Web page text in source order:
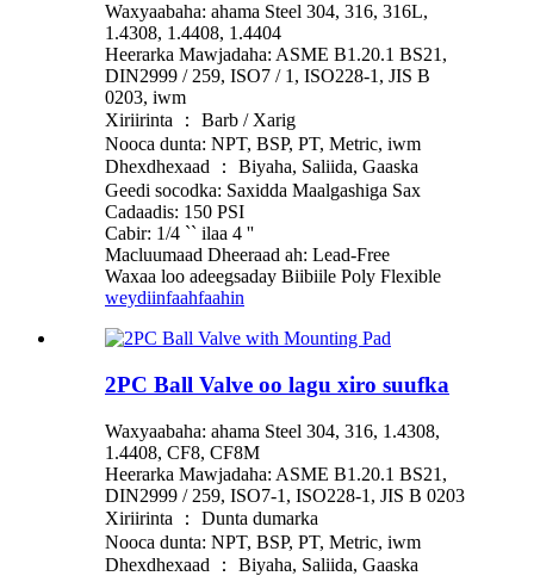
Waxyaabaha: ahama Steel 304, 316, 316L,
1.4308, 1.4408, 1.4404
Heerarka Mawjadaha: ASME B1.20.1 BS21,
DIN2999 / 259, ISO7 / 1, ISO228-1, JIS B
0203, iwm
Xiriirinta ： Barb / Xarig
Nooca dunta: NPT, BSP, PT, Metric, iwm
Dhexdhexaad ： Biyaha, Saliida, Gaaska
Geedi socodka: Saxidda Maalgashiga Sax
Cadaadis: 150 PSI
Cabir: 1/4 `` ilaa 4 ''
Macluumaad Dheeraad ah: Lead-Free
Waxaa loo adeegsaday Biibiile Poly Flexible
weydiinfaahfaahin
2PC Ball Valve oo lagu xiro suufka
Waxyaabaha: ahama Steel 304, 316, 1.4308,
1.4408, CF8, CF8M
Heerarka Mawjadaha: ASME B1.20.1 BS21,
DIN2999 / 259, ISO7-1, ISO228-1, JIS B 0203
Xiriirinta ： Dunta dumarka
Nooca dunta: NPT, BSP, PT, Metric, iwm
Dhexdhexaad ： Biyaha, Saliida, Gaaska